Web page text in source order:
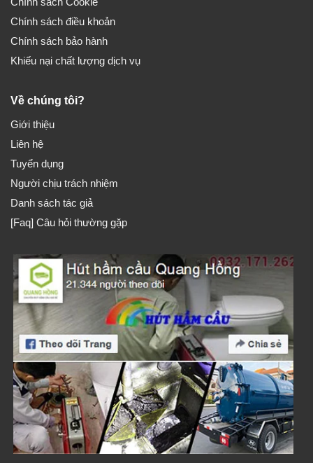
Chính sách điều khoản
Chính sách bảo hành
Khiếu nại chất lượng dịch vụ
Về chúng tôi?
Giới thiệu
Liên hệ
Tuyển dụng
Người chịu trách nhiệm
Danh sách tác giả
[Faq] Câu hỏi thường gặp